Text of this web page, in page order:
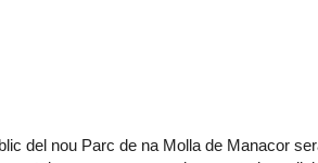
del nou Parc de na Molla de Manacor